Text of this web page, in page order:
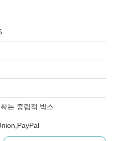
18*15*6CM을 싸는 중립적 박스